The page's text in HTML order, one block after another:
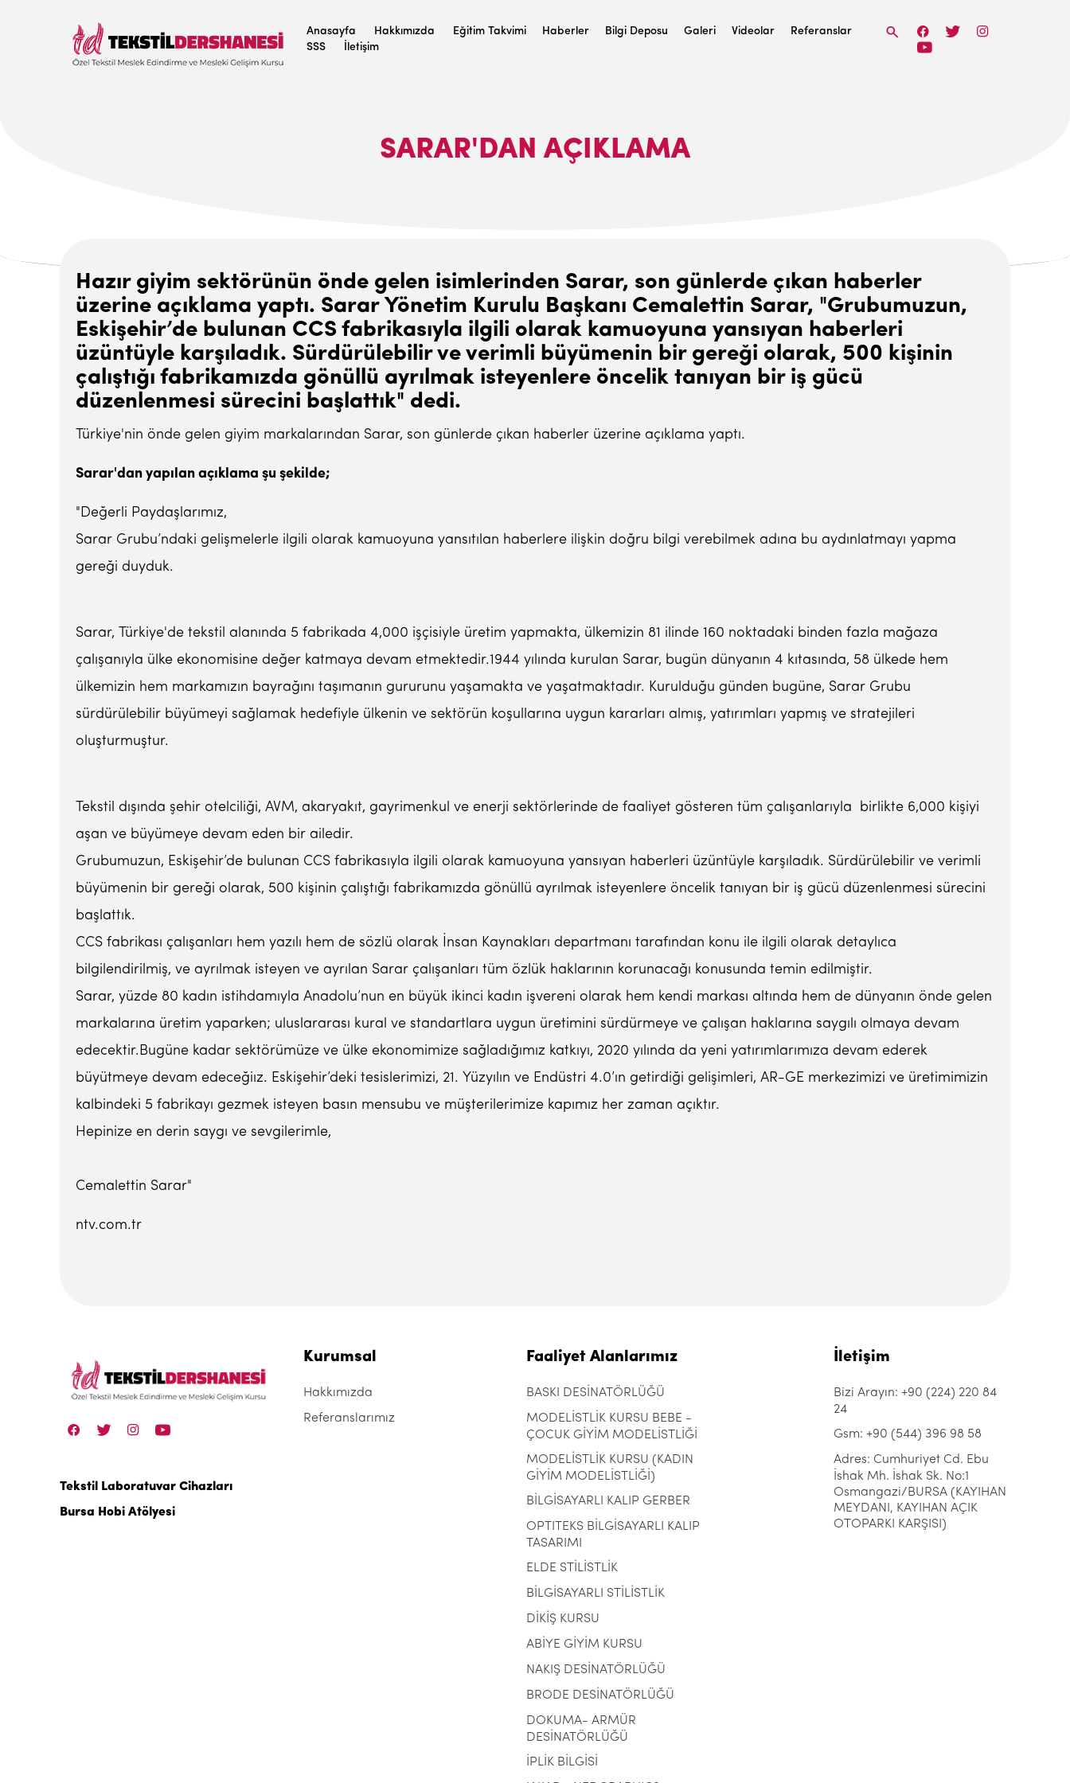
Anasayfa Hakkımızda Eğitim Takvimi Haberler Bilgi Deposu Galeri Videolar
Referanslar
SSS
İletişim
SARAR'DAN AÇIKLAMA
Hazır giyim sektörünün önde gelen isimlerinden Sarar, son günlerde çıkan haberler
üzerine açıklama yaptı. Sarar Yönetim Kurulu Başkanı Cemalettin Sarar, "Grubumuzun,
Eskişehir’de bulunan CCS fabrikasıyla ilgili olarak kamuoyuna yansıyan haberleri
üzüntüyle karşıladık. Sürdürülebilir ve verimli büyümenin bir gereği olarak, 500 kişinin
çalıştığı fabrikamızda gönüllü ayrılmak isteyenlere öncelik tanıyan bir iş gücü
düzenlenmesi sürecini başlattık" dedi.
Türkiye'nin önde gelen giyim markalarından Sarar, son günlerde çıkan haberler üzerine açıklama yaptı.
Sarar'dan yapılan açıklama şu şekilde;
"Değerli Paydaşlarımız,
Sarar Grubu’ndaki gelişmelerle ilgili olarak kamuoyuna yansıtılan haberlere ilişkin doğru bilgi verebilmek adına bu aydınlatmayı yapma
gereği duyduk.
Sarar, Türkiye'de tekstil alanında 5 fabrikada 4,000 işçisiyle üretim yapmakta, ülkemizin 81 ilinde 160 noktadaki binden fazla mağaza
çalışanıyla ülke ekonomisine değer katmaya devam etmektedir.1944 yılında kurulan Sarar, bugün dünyanın 4 kıtasında, 58 ülkede hem
ülkemizin hem markamızın bayrağını taşımanın gururunu yaşamakta ve yaşatmaktadır. Kurulduğu günden bugüne, Sarar Grubu
sürdürülebilir büyümeyi sağlamak hedefiyle ülkenin ve sektörün koşullarına uygun kararları almış, yatırımları yapmış ve stratejileri
oluşturmuştur.
Tekstil dışında şehir otelciliği, AVM, akaryakıt, gayrimenkul ve enerji sektörlerinde de faaliyet gösteren tüm çalışanlarıyla birlikte 6,000 kişiyi
aşan ve büyümeye devam eden bir ailedir.
Grubumuzun, Eskişehir’de bulunan CCS fabrikasıyla ilgili olarak kamuoyuna yansıyan haberleri üzüntüyle karşıladık. Sürdürülebilir ve verimli
büyümenin bir gereği olarak, 500 kişinin çalıştığı fabrikamızda gönüllü ayrılmak isteyenlere öncelik tanıyan bir iş gücü düzenlenmesi sürecini
başlattık.
CCS fabrikası çalışanları hem yazılı hem de sözlü olarak İnsan Kaynakları departmanı tarafından konu ile ilgili olarak detaylıca
bilgilendirilmiş, ve ayrılmak isteyen ve ayrılan Sarar çalışanları tüm özlük haklarının korunacağı konusunda temin edilmiştir.
Sarar, yüzde 80 kadın istihdamıyla Anadolu’nun en büyük ikinci kadın işvereni olarak hem kendi markası altında hem de dünyanın önde gelen
markalarına üretim yaparken; uluslararası kural ve standartlara uygun üretimini sürdürmeye ve çalışan haklarına saygılı olmaya devam
edecektir.Bugüne kadar sektörümüze ve ülke ekonomimize sağladığımız katkıyı, 2020 yılında da yeni yatırımlarımıza devam ederek
büyütmeye devam edeceğiız. Eskişehir’deki tesislerimizi, 21. Yüzyılın ve Endüstri 4.0’ın getirdiği gelişimleri, AR-GE merkezimizi ve üretimimizin
kalbindeki 5 fabrikayı gezmek isteyen basın mensubu ve müşterilerimize kapımız her zaman açıktır.
Hepinize en derin saygı ve sevgilerimle,
Cemalettin Sarar"
ntv.com.tr
Tekstil Laboratuvar Cihazları
Bursa Hobi Atölyesi
Kurumsal
Hakkımızda
Referanslarımız
Faaliyet Alanlarımız
BASKI DESİNATÖRLÜĞÜ
MODELİSTLİK KURSU BEBE -
ÇOCUK GİYİM MODELİSTLİĞİ
MODELİSTLİK KURSU (KADIN
GİYİM MODELİSTLİĞİ)
BİLGİSAYARLI KALIP GERBER
OPTITEKS BİLGİSAYARLI KALIP
TASARIMI
ELDE STİLİSTLİK
BİLGİSAYARLI STİLİSTLİK
DİKİŞ KURSU
ABİYE GİYİM KURSU
NAKIŞ DESİNATÖRLÜĞÜ
BRODE DESİNATÖRLÜĞÜ
DOKUMA- ARMÜR
DESİNATÖRLÜĞÜ
İPLİK BİLGİSİ
İletişim
Bizi Arayın: +90 (224) 220 84
24
Gsm: +90 (544) 396 98 58
Adres: Cumhuriyet Cd. Ebu
İshak Mh. İshak Sk. No:1
Osmangazi/BURSA (KAYIHAN
MEYDANI, KAYIHAN AÇIK
OTOPARKI KARŞISI)